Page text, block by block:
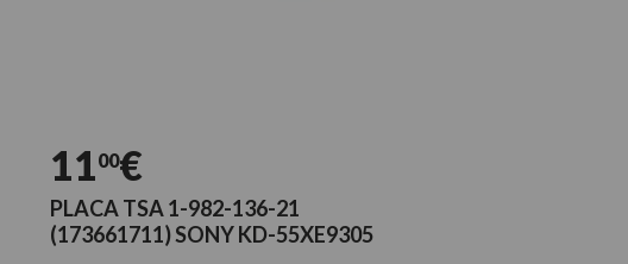
1100€
PLACA TSA 1-982-136-21
(173661711) SONY KD-55XE9305